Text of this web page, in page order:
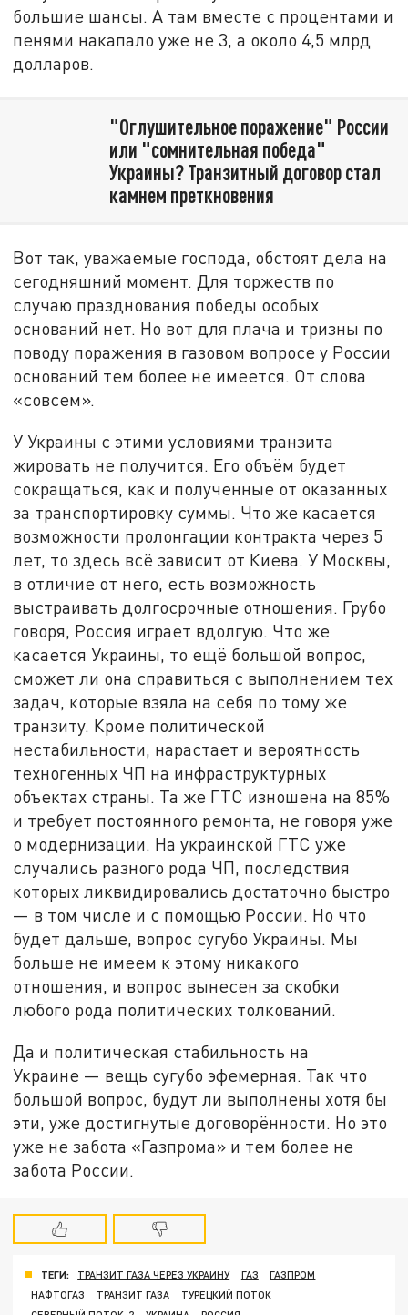
большие шансы. А там вместе с процентами и
пенями накапало уже не 3, а около 4,5 млрд
долларов.
"Оглушительное поражение" России
или "сомнительная победа"
Украины? Транзитный договор стал
камнем преткновения
Вот так, уважаемые господа, обстоят дела на
сегодняшний момент. Для торжеств по
случаю празднования победы особых
оснований нет. Но вот для плача и тризны по
поводу поражения в газовом вопросе у России
оснований тем более не имеется. От слова
«совсем».
У Украины с этими условиями транзита
жировать не получится. Его объём будет
сокращаться, как и полученные от оказанных
за транспортировку суммы. Что же касается
возможности пролонгации контракта через 5
лет, то здесь всё зависит от Киева. У Москвы,
в отличие от него, есть возможность
выстраивать долгосрочные отношения. Грубо
говоря, Россия играет вдолгую. Что же
касается Украины, то ещё большой вопрос,
сможет ли она справиться с выполнением тех
задач, которые взяла на себя по тому же
транзиту. Кроме политической
нестабильности, нарастает и вероятность
техногенных ЧП на инфраструктурных
объектах страны. Та же ГТС изношена на 85%
и требует постоянного ремонта, не говоря уже
о модернизации. На украинской ГТС уже
случались разного рода ЧП, последствия
которых ликвидировались достаточно быстро
— в том числе и с помощью России. Но что
будет дальше, вопрос сугубо Украины. Мы
больше не имеем к этому никакого
отношения, и вопрос вынесен за скобки
любого рода политических толкований.
Да и политическая стабильность на
Украине — вещь сугубо эфемерная. Так что
большой вопрос, будут ли выполнены хотя бы
эти, уже достигнутые договорённости. Но это
уже не забота «Газпрома» и тем более не
забота России.
ТЕГИ: ТРАНЗИТ ГАЗА ЧЕРЕЗ УКРАИНУ ГАЗ
ГАЗПРОМ
НАФТОГАЗ
ТРАНЗИТ ГАЗА
ТУРЕЦКИЙ ПОТОК